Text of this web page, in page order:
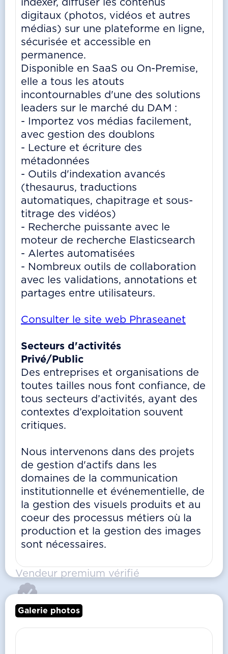
indexer, diffuser les contenus
digitaux (photos, vidéos et autres
médias) sur une plateforme en ligne,
sécurisée et accessible en
permanence.
Disponible en SaaS ou On-Premise,
elle a tous les atouts
incontournables d'une des solutions
leaders sur le marché du DAM :
- Importez vos médias facilement,
avec gestion des doublons
- Lecture et écriture des
métadonnées
- Outils d'indexation avancés
(thesaurus, traductions
automatiques, chapitrage et sous-
titrage des vidéos)
- Recherche puissante avec le
moteur de recherche Elasticsearch
- Alertes automatisées
- Nombreux outils de collaboration
avec les validations, annotations et
partages entre utilisateurs.
Consulter le site web Phraseanet
Secteurs d'activités
Privé/Public
Des entreprises et organisations de
toutes tailles nous font confiance, de
tous secteurs d’activités, ayant des
contextes d’exploitation souvent
critiques.
Nous intervenons dans des projets
de gestion d'actifs dans les
domaines de la communication
institutionnelle et événementielle, de
la gestion des visuels produits et au
coeur des processus métiers où la
production et la gestion des images
sont nécessaires.
Vendeur premium vérifié
Galerie photos